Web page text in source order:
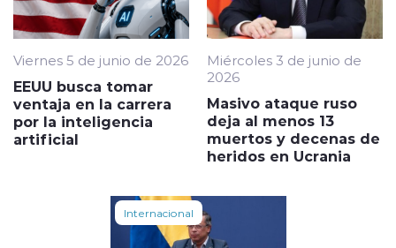
Viernes 5 de junio de 2026
EEUU busca tomar
ventaja en la carrera
por la inteligencia
artificial
Miércoles 3 de junio de
2026
Masivo ataque ruso
deja al menos 13
muertos y decenas de
heridos en Ucrania
Internacional